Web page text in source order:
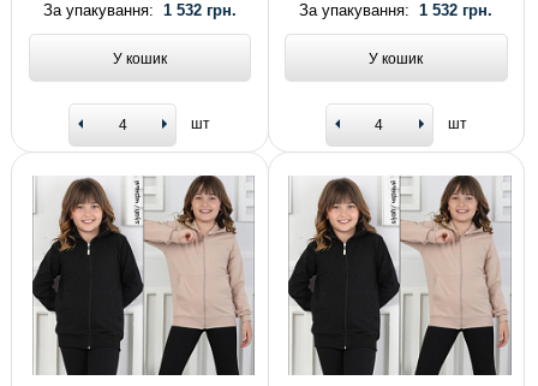
За упакування: 1 532 грн.
У кошик
шт
За упакування:1 532 грн.
У кошик
шт